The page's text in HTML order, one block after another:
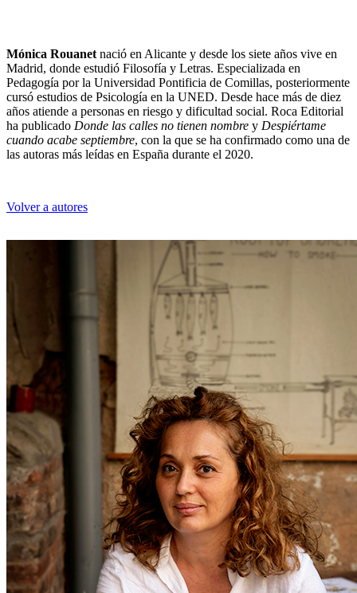
Mónica Rouanet
Mónica Rouanet nació en Alicante y desde los siete años vive en
Madrid, donde estudió Filosofía y Letras. Especializada en
Pedagogía por la Universidad Pontificia de Comillas, posteriormente
cursó estudios de Psicología en la UNED. Desde hace más de diez
años atiende a personas en riesgo y dificultad social. Roca Editorial
ha publicado Donde las calles no tienen nombre y Despiértame
cuando acabe septiembre, con la que se ha confirmado como una de
las autoras más leídas en España durante el 2020.
Volver a autores